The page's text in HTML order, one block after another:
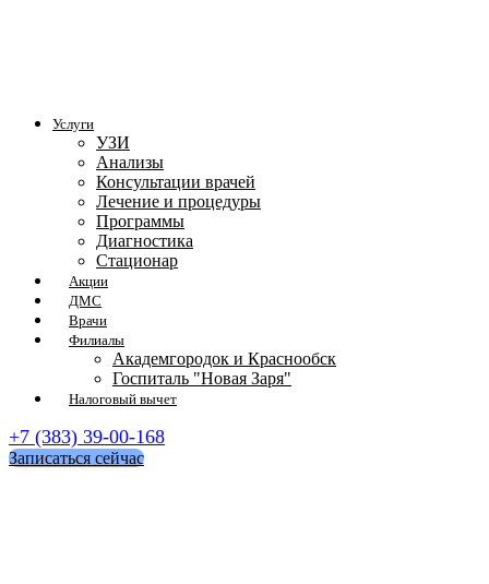
Услуги
УЗИ
Анализы
Консультации врачей
Лечение и процедуры
Программы
Диагностика
Стационар
Акции
ДМС
Врачи
Филиалы
Академгородок и Краснообск
Госпиталь "Новая Заря"
Налоговый вычет
+7 (383) 39-00-168
Записаться сейчас